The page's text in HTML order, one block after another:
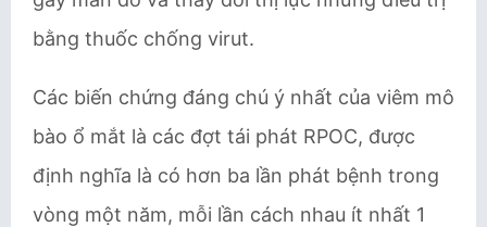
bằng thuốc chống virut.
Các biến chứng đáng chú ý nhất của viêm mô
bào ổ mắt là các đợt tái phát RPOC, được
định nghĩa là có hơn ba lần phát bệnh trong
vòng một năm, mỗi lần cách nhau ít nhất 1